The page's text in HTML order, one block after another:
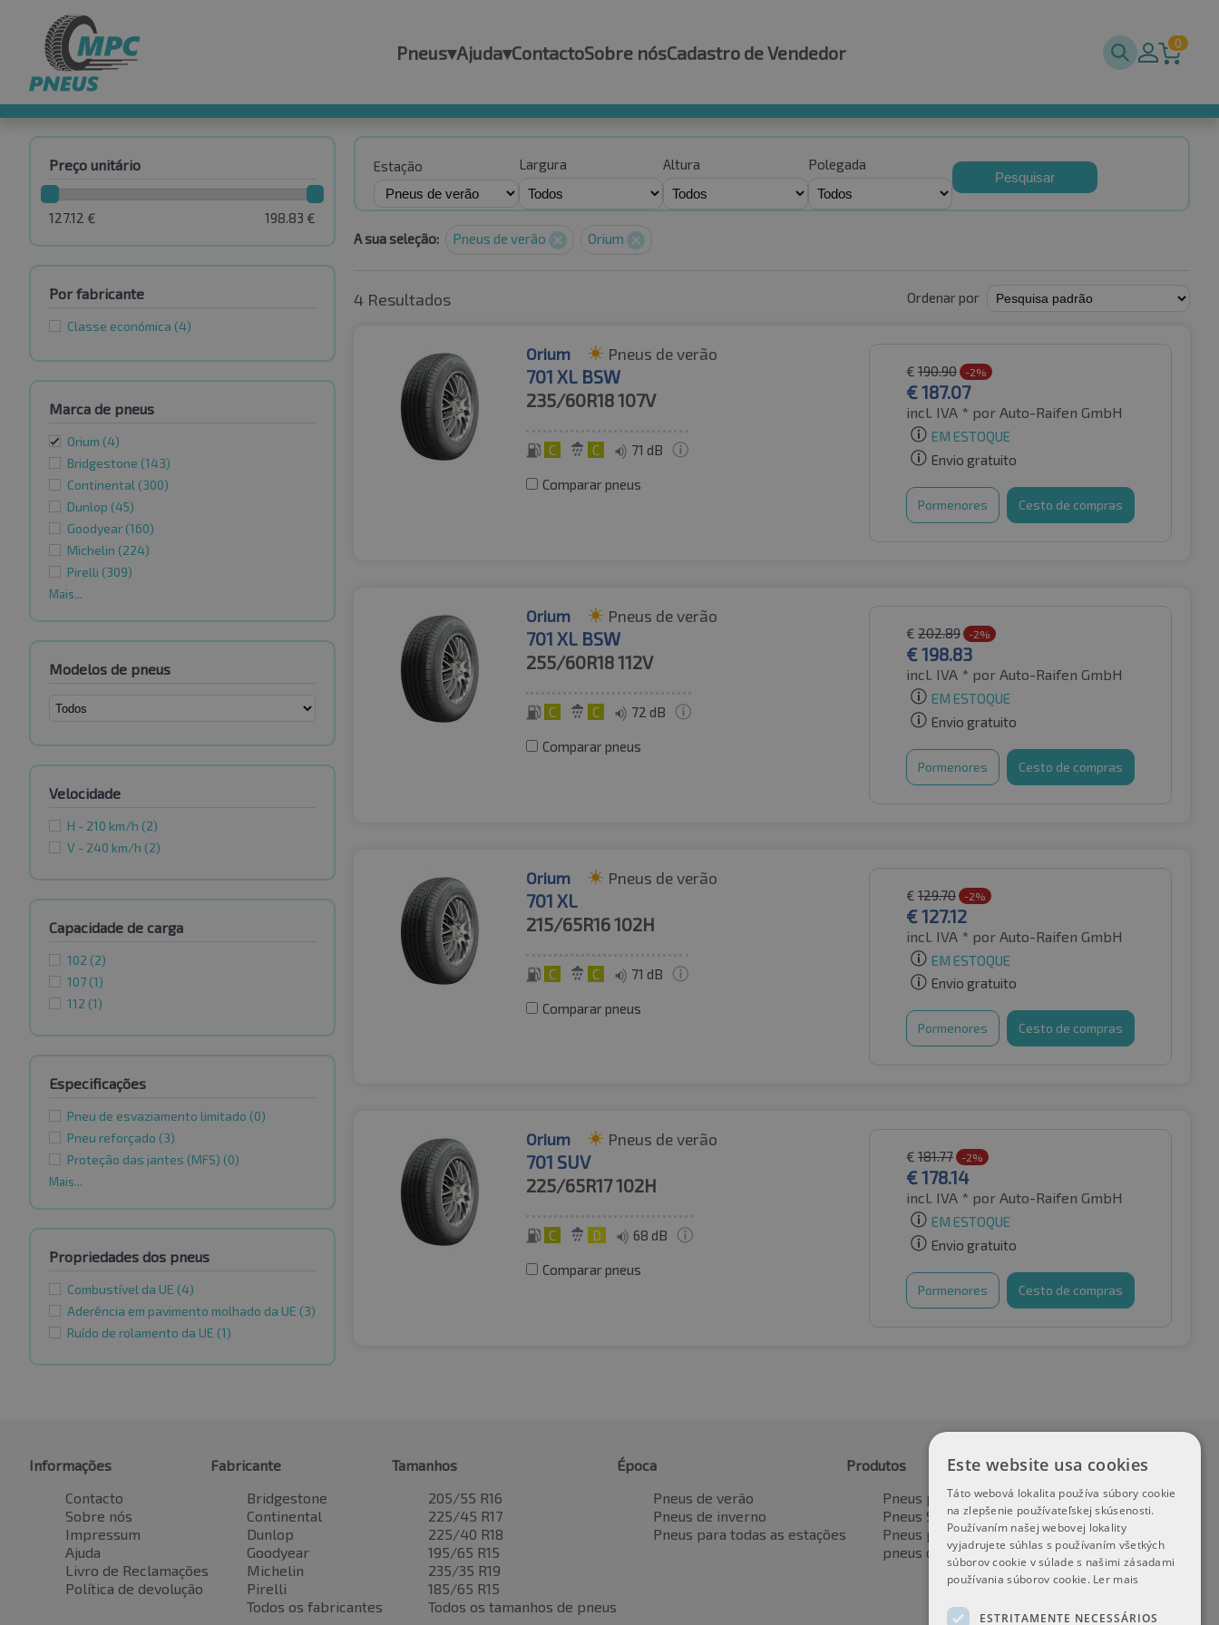
Pneus▾Ajuda▾ContactoSobre nósCadastro de Vendedor 0
Preço unitário
198.83 €
127.12 €
Por fabricante
Classe económica (4)
Marca de pneus
Orium (4)
Bridgestone (143)
Continental (300)
Dunlop (45)
Goodyear (160)
Michelin (224)
Pirelli (309)
Mais...
Modelos de pneus
Velocidade
H - 210 km/h (2)
V - 240 km/h (2)
Capacidade de carga
102 (2)
107 (1)
112 (1)
Especificações
Pneu de esvaziamento limitado (0)
Pneu reforçado (3)
Proteção das jantes (MFS) (0)
Mais...
Propriedades dos pneus
Combustível da UE (4)
Aderência em pavimento molhado da UE (3)
Ruído de rolamento da UE (1)
Estação Largura Altura Polegada
Pesquisar
A sua seleção: Pneus de verão Orium
4 Resultados Ordenar por
Orium Pneus de verão
701 XL BSW
235/60R18107V
C C 71 dB
Comparar pneus
€ 190.90 -2%
€187.07
incl. IVA * por Auto-Raifen GmbH
EM ESTOQUE
Envio gratuito
Pormenores Cesto de compras
Orium Pneus de verão
701 XL BSW
255/60R18112V
C C 72 dB
Comparar pneus
€ 202.89 -2%
€198.83
incl. IVA * por Auto-Raifen GmbH
EM ESTOQUE
Envio gratuito
Pormenores Cesto de compras
Orium Pneus de verão
701 XL
215/65R16102H
C C 71 dB
Comparar pneus
€ 129.70 -2%
€127.12
incl. IVA * por Auto-Raifen GmbH
EM ESTOQUE
Envio gratuito
Pormenores Cesto de compras
Orium Pneus de verão
701 SUV
225/65R17102H
C D 68 dB
Comparar pneus
€ 181.77 -2%
€178.14
incl. IVA * por Auto-Raifen GmbH
EM ESTOQUE
Envio gratuito
Pormenores Cesto de compras
Informações
Contacto
Sobre nós
Impressum
Ajuda
Livro de Reclamações
Política de devolução
Fabricante
Bridgestone
Continental
Dunlop
Goodyear
Michelin
Pirelli
Todos os fabricantes
Tamanhos
205/55 R16
225/45 R17
225/40 R18
195/65 R15
235/35 R19
185/65 R15
Todos os tamanhos de pneus
Época
Pneus de verão
Pneus de inverno
Pneus para todas as estações
Produtos
Pneus para automóveis
Pneus SUV / 4x4
Pneus para veículos de transporte
pneus de motocicleta
Este website usa cookies
Táto webová lokalita používa súbory cookie
na zlepšenie používateľskej skúsenosti.
Používaním našej webovej lokality
vyjadrujete súhlas s používaním všetkých
súborov cookie v súlade s našimi zásadami
používania súborov cookie. Ler mais
ESTRITAMENTE NECESSÁRIOS